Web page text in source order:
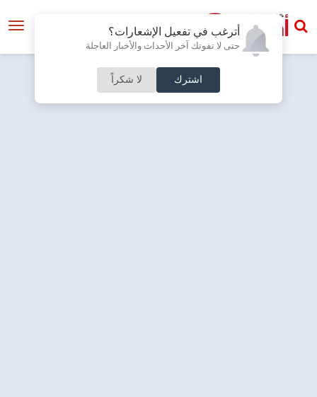
أترغب في تفعيل الإشعارات؟
حتى لا تفوتك آخر الأحداث والأخبار العاجلة
اشترك لا شكراً